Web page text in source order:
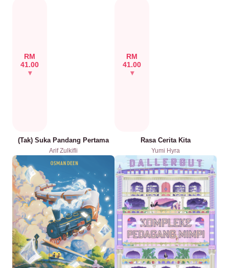
RM
41.00
(Tak) Suka Pandang Pertama
Arif Zulkifli
RM
41.00
Rasa Cerita Kita
Yumi Hyra